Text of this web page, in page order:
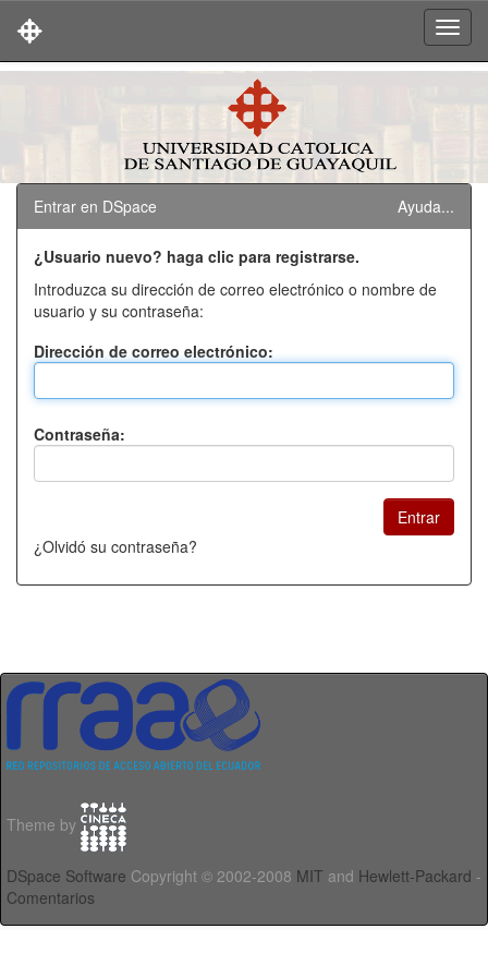
Entrar en DSpace Ayuda...
¿Usuario nuevo? haga clic para registrarse.
Introduzca su dirección de correo electrónico o nombre de
usuario y su contraseña:
Dirección de correo electrónico:
Contraseña:
¿Olvidó su contraseña?
Theme by
DSpace Software Copyright © 2002-2008 MIT and Hewlett-Packard -
Comentarios